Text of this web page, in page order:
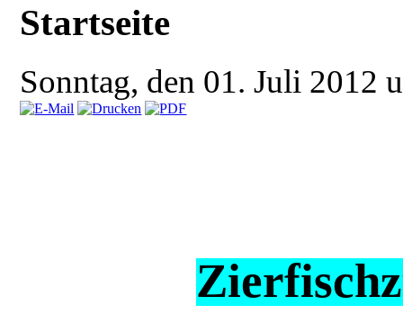
Startseite
Sonntag, den 01. Juli 2012